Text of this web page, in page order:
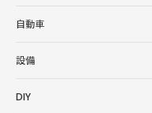
自動車
設備
DIY